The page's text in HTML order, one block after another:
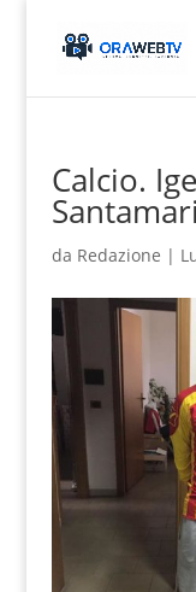
Calcio.
da Redazione |